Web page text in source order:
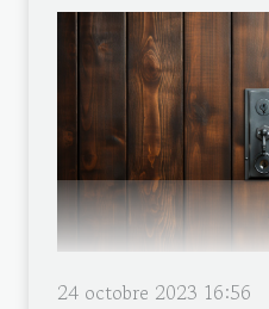
24 octobre 2023 16:56